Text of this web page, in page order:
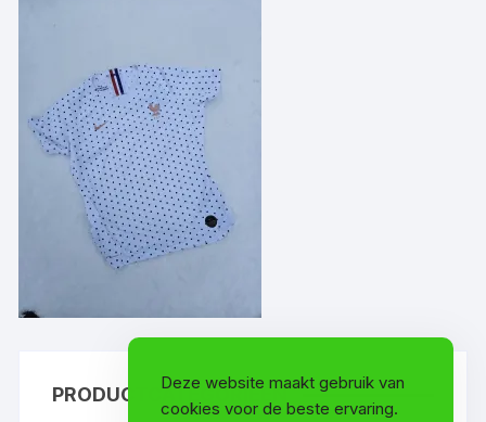
PRODUCTCATEGORIEËN
Deze website maakt gebruik van
cookies voor de beste ervaring.